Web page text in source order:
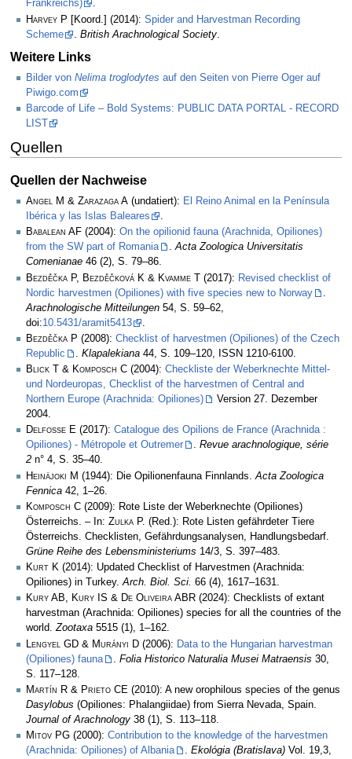
Frankreichs)
.
Harvey P [Koord.] (2014): Spider and Harvestman Recording
Scheme
British Arachnological Society
Weitere Links
Bilder von Nelima troglodytes auf den Seiten von Pierre Oger auf
Piwigo.com
Barcode of Life – Bold Systems: PUBLIC DATA PORTAL - RECORD
LIST
Quellen
Quellen der Nachweise
Angel M & Zarazaga A (undatiert): El Reino Animal en la Península
Ibérica y las Islas Baleares
.
Babalean AF (2004): On the opilionid fauna (Arachnida, Opiliones)
from the SW part of Romania
.Acta Zoologica Universitatis
Comenianae 46 (2), S. 79–86.
Bezděčka P, Bezděčková K & Kvamme T (2017): Revised checklist of
Nordic harvestmen (Opiliones) with five species new to Norway
Arachnologische Mitteilungen 54, S. 59–62,
doi:10.5431/aramit5413
Bezděčka P (2008): Checklist of harvestmen (Opiliones) of the Czech
Republic
. Klapalekiana 44, S. 109–120, ISSN 1210-6100.
Blick T & Komposch C (2004): Checkliste der Weberknechte Mittel-
und Nordeuropas, Checklist of the harvestmen of Central and
Northern Europe (Arachnida: Opiliones)
Version 27. Dezember
2004.
Delfosse E (2017): Catalogue des Opilions de France (Arachnida :
Opiliones) - Métropole et Outremer
. Revue arachnologique, série
2 n° 4, S. 35–40.
Heinäjoki M (1944): Die Opilionenfauna Finnlands. Acta Zoologica
Fennica 42, 1–26.
Komposch C (2009): Rote Liste der Weberknechte (Opiliones)
Österreichs. – In: Zulka P. (Red.): Rote Listen gefährdeter Tiere
Österreichs. Checklisten, Gefährdungsanalysen, Handlungsbedarf.
Grüne Reihe des Lebensministeriums 14/3, S. 397–483.
Kurt K (2014): Updated Checklist of Harvestmen (Arachnida:
Opiliones) in Turkey.Arch. Biol. Sci. 66 (4), 1617–1631.
Kury AB, Kury IS & De Oliveira ABR (2024): Checklists of extant
harvestman (Arachnida: Opiliones) species for all the countries of the
world.Zootaxa 5515 (1), 1–162.
Lengyel GD & Murányi D (2006): Data to the Hungarian harvestman
(Opiliones) fauna
Folia Historico Naturalia Musei Matraensis 30,
S. 117–128.
Martín R & Prieto CE (2010): A new orophilous species of the genus
Dasylobus (Opiliones: Phalangiidae) from Sierra Nevada, Spain.
Journal of Arachnology 38 (1), S. 113–118.
Mitov PG (2000): Contribution to the knowledge of the harvestmen
(Arachnida: Opiliones) of Albania
. Ekológia (Bratislava) Vol. 19,3,